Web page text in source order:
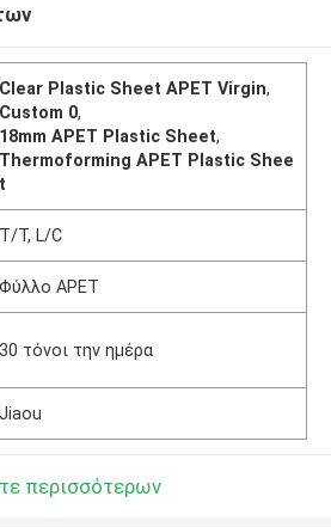
Clear Plastic Sheet APET Virgin,
Custom 0,
18mm APET Plastic Sheet,
Thermoforming APET Plastic Shee
t
T/T, L/C
Φύλλο APET
30 τόνοι την ημέρα
Jiaou
περισσότερων